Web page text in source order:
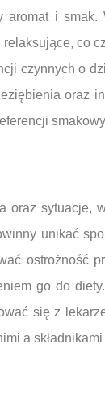
aromat i smak.
co
czynnych o
oraz
oraz sytuacje,
unikać
ostrożność
go do
się z
a